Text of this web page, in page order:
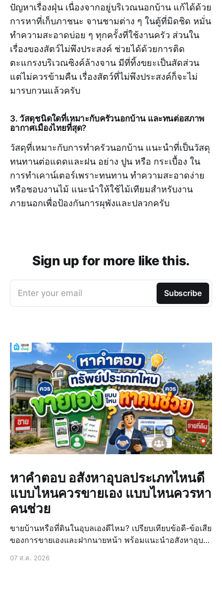
ปัญหาเรื่องฝุ่น เนื่องจากอยู่บริเวณนอกบ้าน แก้ได้ด้วย
การหาที่เก็บภาชนะ จานชามต่าง ๆ ในตู้ที่มิดชิด หมั่น
ทำความสะอาดบ่อย ๆ ทุกครั้งที่ใช้งานครัว ส่วนใน
เรื่องของสัตว์ไม่พึงประสงค์ ช่วยได้ด้วยการติด
ตะแกรงบริเวณซิงค์ล้างจาน มีที่ทิ้งขยะเป็นสัดส่วน
แต่ไม่ควรข้ามคืน เรื่องสัตว์ที่ไม่พึงประสงค์ก็จะไม่
มารบกวนแล้วครับ
3. วัสดุชนิดใดที่เหมาะกับครัวนอกบ้าน และทนต่อสภาพ
อากาศเมืองไทยที่สุด?
วัสดุที่เหมาะกับการทำครัวนอกบ้าน แนะนำที่เป็นวัสดุ
ทนทานต่อแดดและฝน อย่าง ปูน หรือ กระเบื้อง ใน
การทำเคาน์เตอร์เพราะทนทาน ทำความสะอาดง่าย
หรือชอบงานไม้ แนะนำให้ใช้ไม้เทียมสำหรับงาน
ภายนอกเพื่อป้องกันการผุพังและปลวกครับ
Sign up for more like this.
Enter your email Subscribe
หาคำตอบ อสังหาอุบลประเภทไหนดี
แบบไหนควรขายเอง แบบไหนควรหา
คนช่วย
ขายบ้านหรือที่ดินในอุบลเองดีไหม? เปรียบเทียบข้อดี-ข้อเสีย
ของการขายเองและฝากนายหน้า พร้อมแนะนำอสังหาอุบล
07 ส.ค. 2026